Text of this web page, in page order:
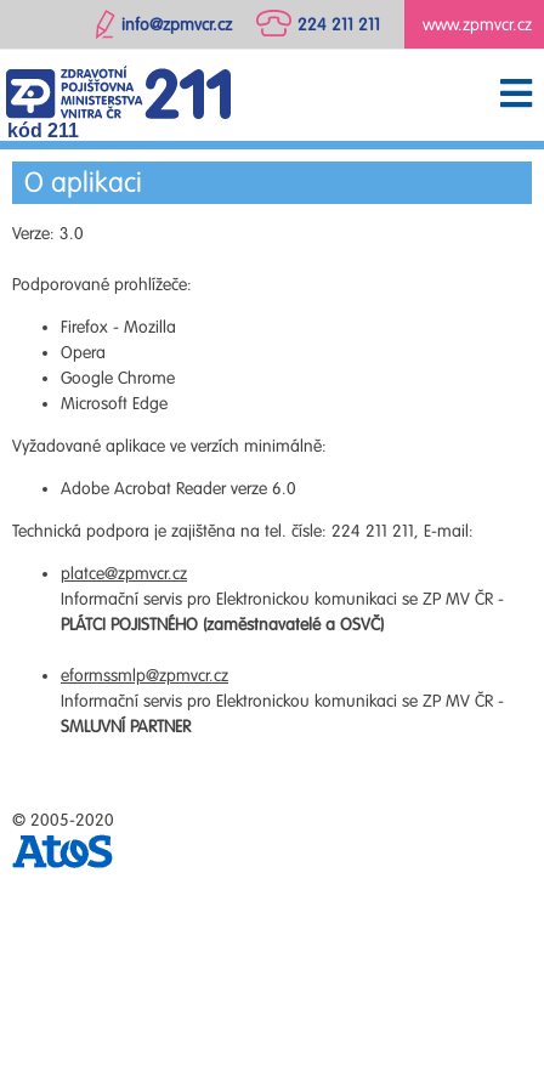
www.zpmvcr.cz
224 211 211
info@zpmvcr.cz
kód 211
O aplikaci
Verze: 3.0
Podporované prohlížeče:
Firefox - Mozilla
Opera
Google Chrome
Microsoft Edge
Vyžadované aplikace ve verzích minimálně:
Adobe Acrobat Reader verze 6.0
Technická podpora je zajištěna na tel. čísle: 224 211 211, E-mail:
platce@zpmvcr.cz
Informační servis pro Elektronickou komunikaci se ZP MV ČR -
PLÁTCI POJISTNÉHO (zaměstnavatelé a OSVČ)
eformssmlp@zpmvcr.cz
Informační servis pro Elektronickou komunikaci se ZP MV ČR -
SMLUVNÍ PARTNER
© 2005-2020